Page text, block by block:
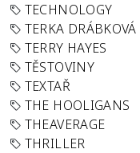
TECHNOLOGY
TERKA DRÁBKOVÁ
TERRY HAYES
TĚSTOVINY
TEXTAŘ
THE HOOLIGANS
THEAVERAGE
THRILLER